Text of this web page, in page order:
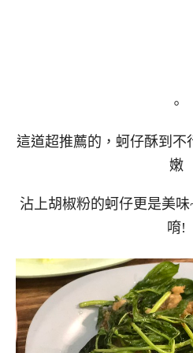
。
這道超推薦的，蚵仔酥到不
嫩
沾上胡椒粉的蚵仔更是美
唷!